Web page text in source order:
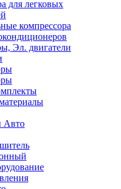
для легковых
компрессора
Эл. двигатели
Авто